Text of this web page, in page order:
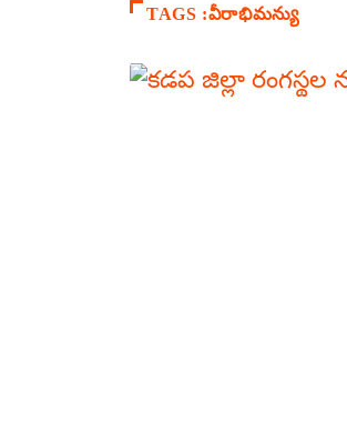
TAGS :వీరాభిమన్యు